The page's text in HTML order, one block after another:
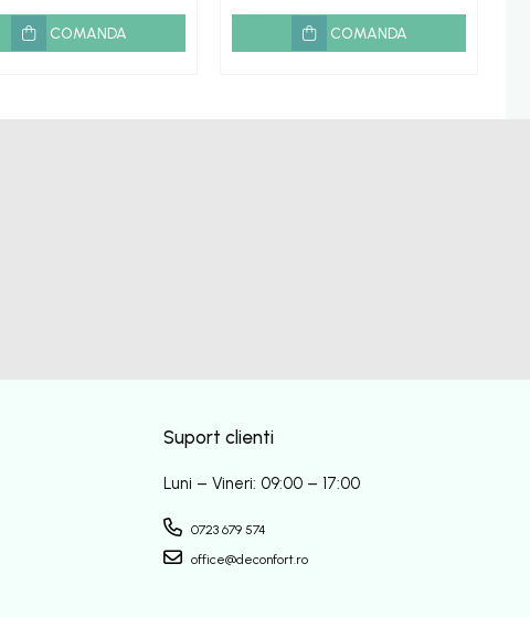
COMANDA COMANDA
Suport clienti
Luni – Vineri: 09:00 – 17:00
0723 679 574
office@deconfort.ro